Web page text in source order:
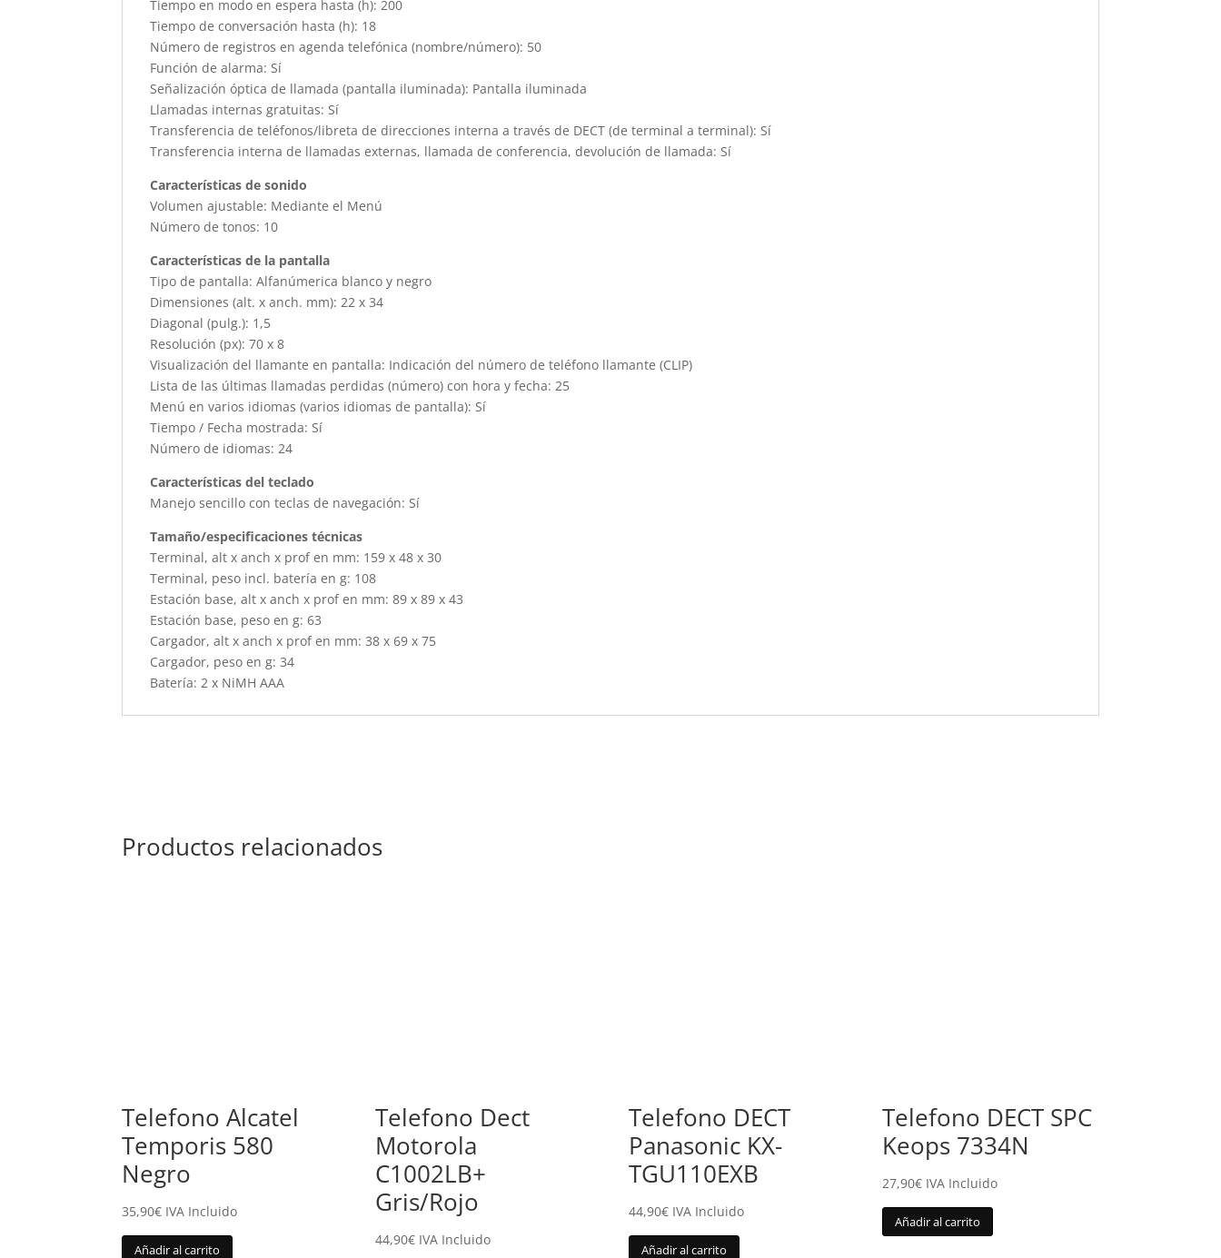
Tiempo en modo en espera hasta (h): 200
Tiempo de conversación hasta (h): 18
Número de registros en agenda telefónica (nombre/número): 50
Función de alarma: Sí
Señalización óptica de llamada (pantalla iluminada): Pantalla iluminada
Llamadas internas gratuitas: Sí
Transferencia de teléfonos/libreta de direcciones interna a través de DECT (de terminal a terminal): Sí
Transferencia interna de llamadas externas, llamada de conferencia, devolución de llamada: Sí
Características de sonido
Volumen ajustable: Mediante el Menú
Número de tonos: 10
Características de la pantalla
Tipo de pantalla: Alfanúmerica blanco y negro
Dimensiones (alt. x anch. mm): 22 x 34
Diagonal (pulg.): 1,5
Resolución (px): 70 x 8
Visualización del llamante en pantalla: Indicación del número de teléfono llamante (CLIP)
Lista de las últimas llamadas perdidas (número) con hora y fecha: 25
Menú en varios idiomas (varios idiomas de pantalla): Sí
Tiempo / Fecha mostrada: Sí
Número de idiomas: 24
Características del teclado
Manejo sencillo con teclas de navegación: Sí
Tamaño/especificaciones técnicas
Terminal, alt x anch x prof en mm: 159 x 48 x 30
Terminal, peso incl. batería en g: 108
Estación base, alt x anch x prof en mm: 89 x 89 x 43
Estación base, peso en g: 63
Cargador, alt x anch x prof en mm: 38 x 69 x 75
Cargador, peso en g: 34
Batería: 2 x NiMH AAA
Productos relacionados
Telefono Alcatel
Temporis 580
Negro
35,90€ IVA Incluido
Añadir al carrito
Telefono Dect
Motorola
C1002LB+
Gris/Rojo
44,90€ IVA Incluido
Telefono DECT
Panasonic KX-
TGU110EXB
44,90€ IVA Incluido
Añadir al carrito
Telefono DECT SPC
Keops 7334N
27,90€ IVA Incluido
Añadir al carrito